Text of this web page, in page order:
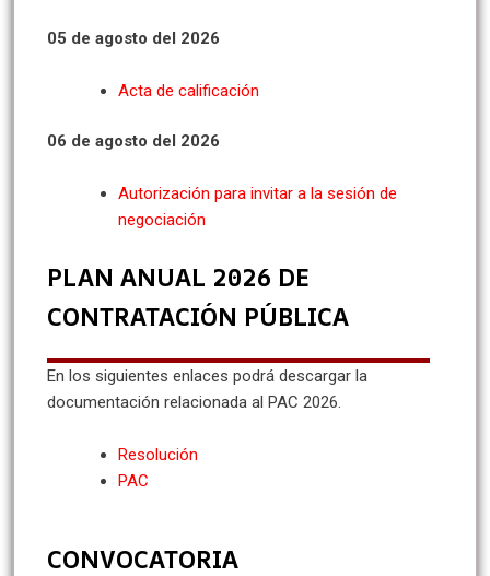
05 de agosto del 2026
Acta de calificación
06 de agosto del 2026
Autorización para invitar a la sesión de
negociación
PLAN ANUAL 2026 DE
CONTRATACIÓN PÚBLICA
En los siguientes enlaces podrá descargar la
documentación relacionada al PAC 2026.
Resolución
PAC
CONVOCATORIA